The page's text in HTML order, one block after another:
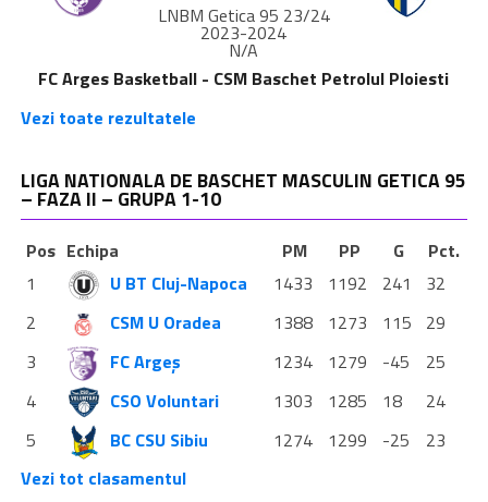
LNBM Getica 95 23/24
2023-2024
N/A
FC Arges Basketball - CSM Baschet Petrolul Ploiesti
Vezi toate rezultatele
LIGA NATIONALA DE BASCHET MASCULIN GETICA 95
– FAZA II – GRUPA 1-10
Pos Echipa PM PP G
Pct.
1
U BT Cluj-Napoca 1433 1192 241
32
2
CSM U Oradea 1388 1273 115
29
3
FC Argeș 1234 1279 -45
25
4
CSO Voluntari 1303 1285 18
24
5
BC CSU Sibiu 1274 1299 -25
23
Vezi tot clasamentul